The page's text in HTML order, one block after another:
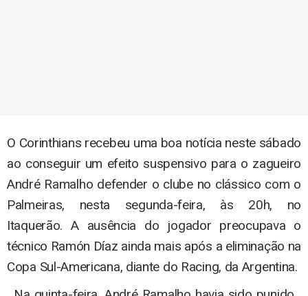
O Corinthians recebeu uma boa notícia neste sábado
ao conseguir um efeito suspensivo para o zagueiro
André Ramalho defender o clube no clássico com o
Palmeiras, nesta segunda-feira, às 20h, no
Itaquerão. A ausência do jogador preocupava o
técnico Ramón Díaz ainda mais após a eliminação na
Copa Sul-Americana, diante do Racing, da Argentina.